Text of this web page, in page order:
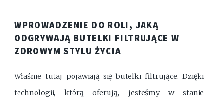
WPROWADZENIE DO ROLI, JAKĄ
ODGRYWAJĄ BUTELKI FILTRUJĄCE W
ZDROWYM STYLU ŻYCIA
Właśnie tutaj pojawiają się butelki filtrujące. Dzięki
technologii, którą oferują, jesteśmy w stanie